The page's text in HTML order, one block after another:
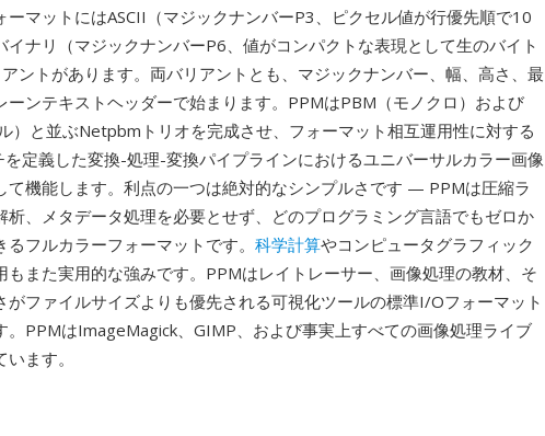
マットにはASCII（マジックナンバーP3、ピクセル値が行優先順で10
イナリ（マジックナンバーP6、値がコンパクトな表現として生のバイト
ントがあります。両バリアントとも、マジックナンバー、幅、高さ、最
ーンテキストヘッダーで始まります。PPMはPBM（モノクロ）および
）と並ぶNetpbmトリオを完成させ、フォーマット相互運用性に対する
定義した変換-処理-変換パイプラインにおけるユニバーサルカラー画像
て機能します。利点の一つは絶対的なシンプルさです — PPMは圧縮ラ
析、メタデータ処理を必要とせず、どのプログラミング言語でもゼロか
フルカラーフォーマットです。 科学計算やコンピュータグラフィック
もまた実用的な強みです。PPMはレイトレーサー、画像処理の教材、そ
がファイルサイズよりも優先される可視化ツールの標準I/Oフォーマット
。PPMはImageMagick、GIMP、および事実上すべての画像処理ライブ
ます。